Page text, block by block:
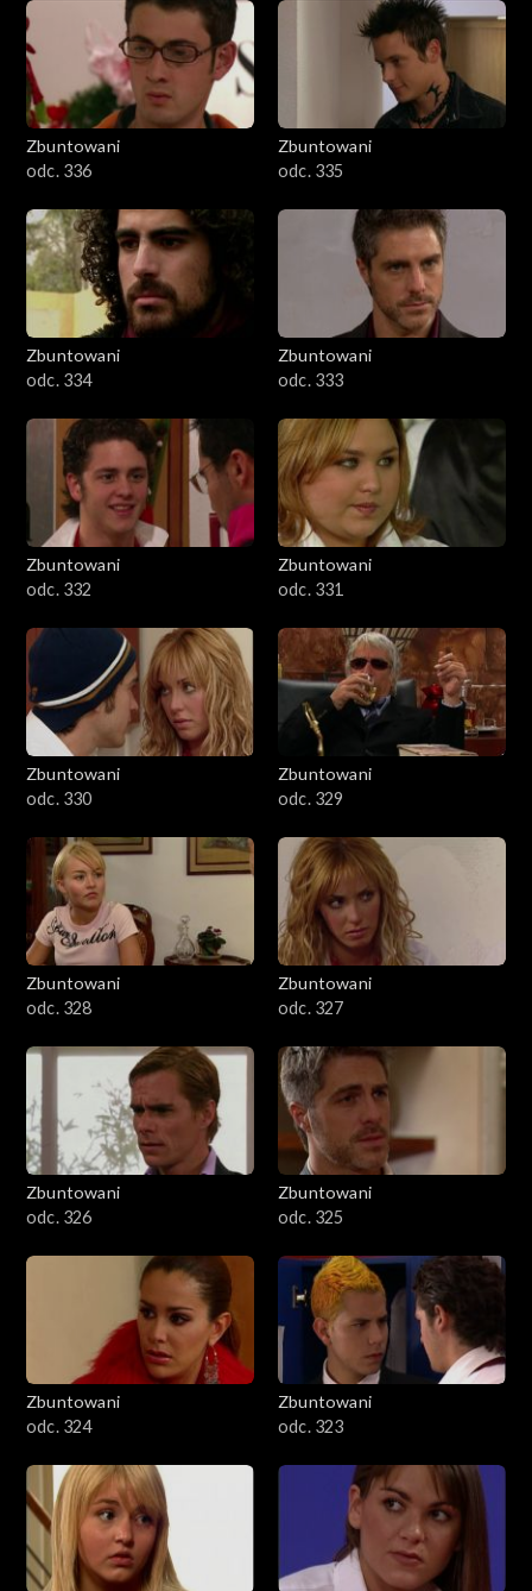
Zbuntowani
odc. 336
Zbuntowani
odc. 335
Zbuntowani
odc. 334
Zbuntowani
odc. 333
Zbuntowani
odc. 332
Zbuntowani
odc. 331
Zbuntowani
odc. 330
Zbuntowani
odc. 329
Zbuntowani
odc. 328
Zbuntowani
odc. 327
Zbuntowani
odc. 326
Zbuntowani
odc. 325
Zbuntowani
odc. 324
Zbuntowani
odc. 323